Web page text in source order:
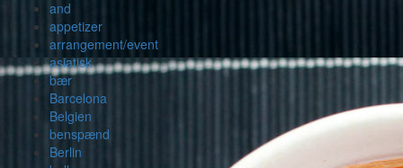
and
appetizer
arrangement/event
asiatisk
bær
Barcelona
Belgien
benspænd
Berlin